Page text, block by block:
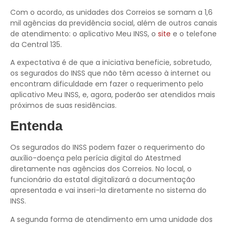
Com o acordo, as unidades dos Correios se somam a 1,6
mil agências da previdência social, além de outros canais
de atendimento: o aplicativo Meu INSS, o site e o telefone
da Central 135.
A expectativa é de que a iniciativa beneficie, sobretudo,
os segurados do INSS que não têm acesso à internet ou
encontram dificuldade em fazer o requerimento pelo
aplicativo Meu INSS, e, agora, poderão ser atendidos mais
próximos de suas residências.
Entenda
Os segurados do INSS podem fazer o requerimento do
auxílio-doença pela perícia digital do Atestmed
diretamente nas agências dos Correios. No local, o
funcionário da estatal digitalizará a documentação
apresentada e vai inseri-la diretamente no sistema do
INSS.
A segunda forma de atendimento em uma unidade dos